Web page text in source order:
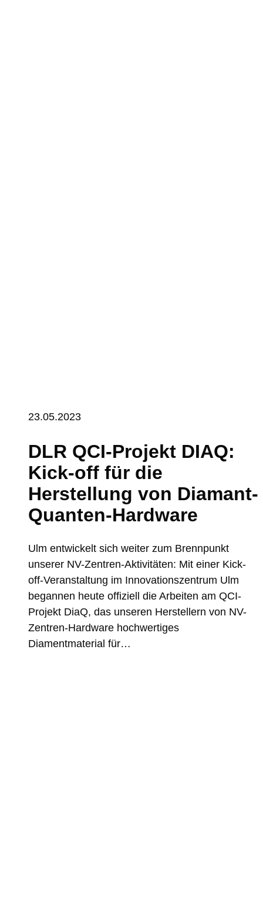
23.05.2023
DLR QCI-Projekt DIAQ:
Kick-off für die
Herstellung von Diamant-
Quanten-Hardware
Ulm entwickelt sich weiter zum Brennpunkt
unserer NV-Zentren-Aktivitäten: Mit einer Kick-
off-Veranstaltung im Innovationszentrum Ulm
begannen heute offiziell die Arbeiten am QCI-
Projekt DiaQ, das unseren Herstellern von NV-
Zentren-Hardware hochwertiges
Diamentmaterial für…